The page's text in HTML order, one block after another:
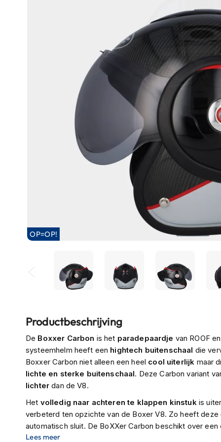
Boxer
helmen
Heren
Dames
scooterhelmen
Kinder
scooterhelmen
Systeemhelmen
Integraalhelmen
OP=OP!
naar
begin
van
de
afbeeldingen-
gallerij
Productbeschrijving
De Boxxer Carbon is het paradepaardje van ROOF
systeemhelm heeft een hightech buitenschaal die
Boxxer Carbon niet alleen een heel cool uiterlijk maar
lichte en sterke buitenschaal. Deze Carbon variant
lichter dan de V8.
Het volledig naar achteren te klappen kinstukis
verbeterd ten opzichte van de Boxer V8. Zo heeft deze
automatisch sluit. De BoXXer Carbon beschikt over een
dat de helm zowel
Lees meer